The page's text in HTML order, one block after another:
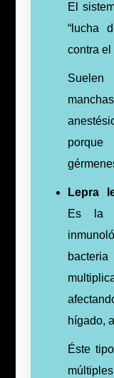
El
“lucha
contra el
Lepra
Es la
hígado,
Éste